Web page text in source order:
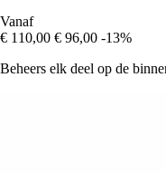
Vanaf
€ 110,00 € 96,00 -13%
Beheers elk deel op de